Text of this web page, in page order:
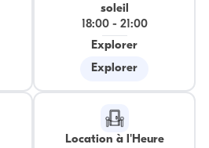
soleil
18:00- 21:00
Explorer
Explorer
Location à l'Heure